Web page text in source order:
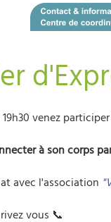
venez
à son corps
avec l'association
vous 📞